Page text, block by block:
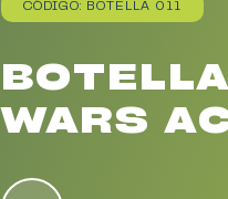
CÓDIGO: BOTELLA 011
WARS